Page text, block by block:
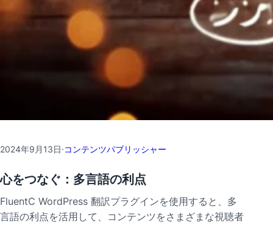
2024年9月13日·コンテンツパブリッシャー
心をつなぐ：多言語の利点
FluentC WordPress 翻訳プラグインを使用すると、多
言語の利点を活用して、コンテンツをさまざまな視聴者